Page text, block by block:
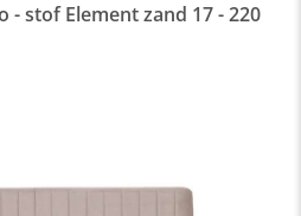
- stof Element zand 17 - 220